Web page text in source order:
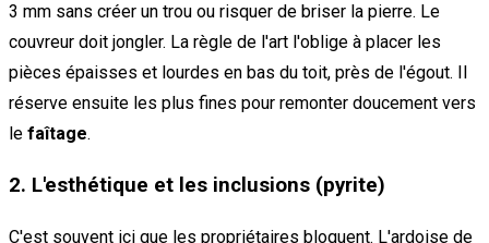
3 mm sans créer un trou ou risquer de briser la pierre. Le
couvreur doit jongler. La règle de l'art l'oblige à placer les
pièces épaisses et lourdes en bas du toit, près de l'égout. Il
réserve ensuite les plus fines pour remonter doucement vers
le faîtage.
2. L'esthétique et les inclusions (pyrite)
C'est souvent ici que les propriétaires bloquent. L'ardoise de